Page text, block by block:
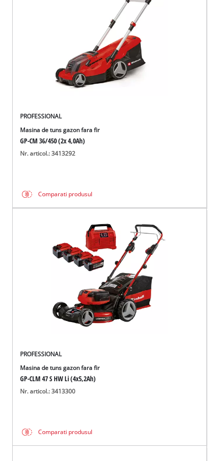
PROFESSIONAL
Masina de tuns gazon fara fir
GP-CM 36/450 (2x 4,0Ah)
Nr. articol.: 3413292
Comparati produsul
PROFESSIONAL
Masina de tuns gazon fara fir
GP-CLM 47 S HW Li (4x5,2Ah)
Nr. articol.: 3413300
Comparati produsul